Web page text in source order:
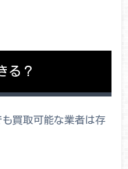
る？
買取可能な業者は存